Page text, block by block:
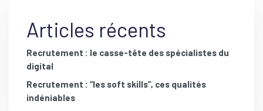
Articles récents
Recrutement : le casse-tête des spécialistes du
digital
Recrutement : “les soft skills”, ces qualités
indéniables